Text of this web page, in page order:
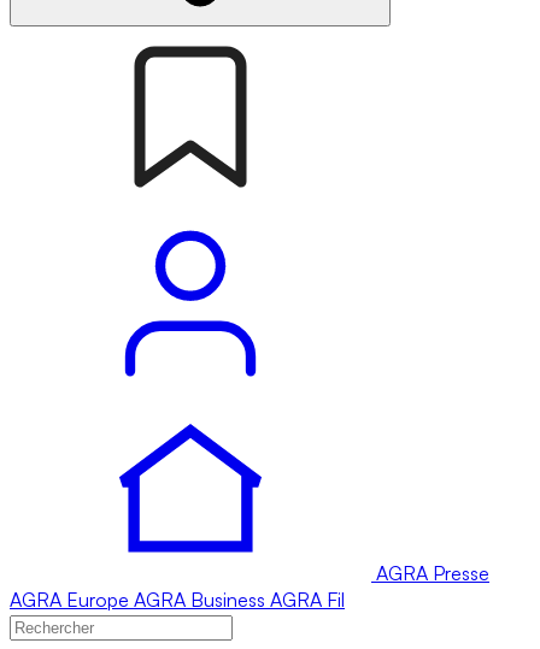
AGRA Presse
AGRA Europe AGRA Business AGRA Fil